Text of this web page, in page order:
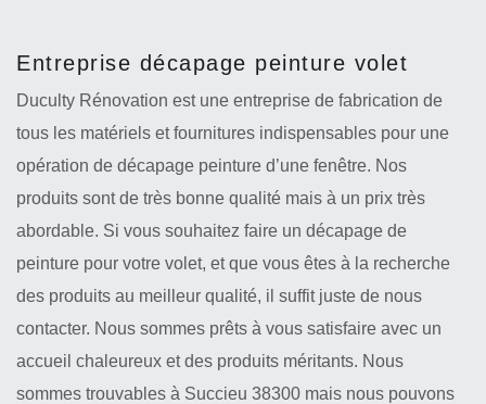
Entreprise décapage peinture volet
Duculty Rénovation est une entreprise de fabrication de
tous les matériels et fournitures indispensables pour une
opération de décapage peinture d’une fenêtre. Nos
produits sont de très bonne qualité mais à un prix très
abordable. Si vous souhaitez faire un décapage de
peinture pour votre volet, et que vous êtes à la recherche
des produits au meilleur qualité, il suffit juste de nous
contacter. Nous sommes prêts à vous satisfaire avec un
accueil chaleureux et des produits méritants. Nous
sommes trouvables à Succieu 38300 mais nous pouvons